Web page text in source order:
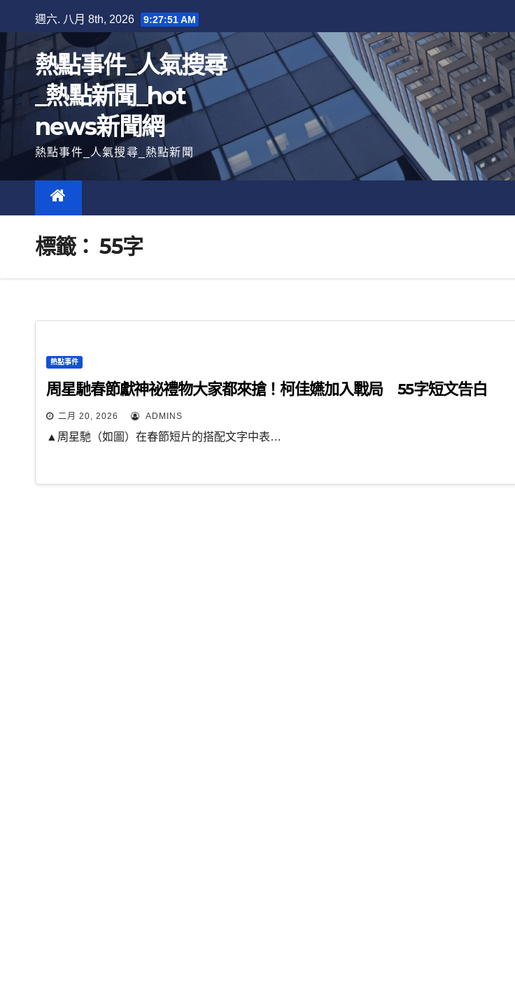
至
內
週六. 八月 8th, 2026 9:27:52 AM
熱點事件_人氣搜尋
_熱點新聞_hot
news新聞網
熱點事件_人氣搜尋_熱點新聞
標籤： 55字
熱點事件
周星馳春節獻神祕禮物大家都來搶！柯佳嬿加入戰局 55字短文告白
二月 20, 2026 ADMINS
▲周星馳（如圖）在春節短片的搭配文字中表…